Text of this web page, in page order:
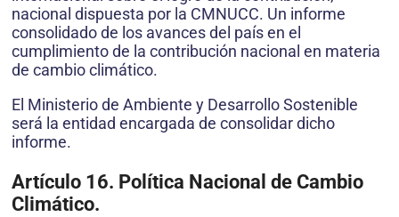
nacional dispuesta por la CMNUCC. Un informe
consolidado de los avances del país en el
cumplimiento de la contribución nacional en materia
de cambio climático.
El Ministerio de Ambiente y Desarrollo Sostenible
será la entidad encargada de consolidar dicho
informe.
Artículo 16. Política Nacional de Cambio
Climático.